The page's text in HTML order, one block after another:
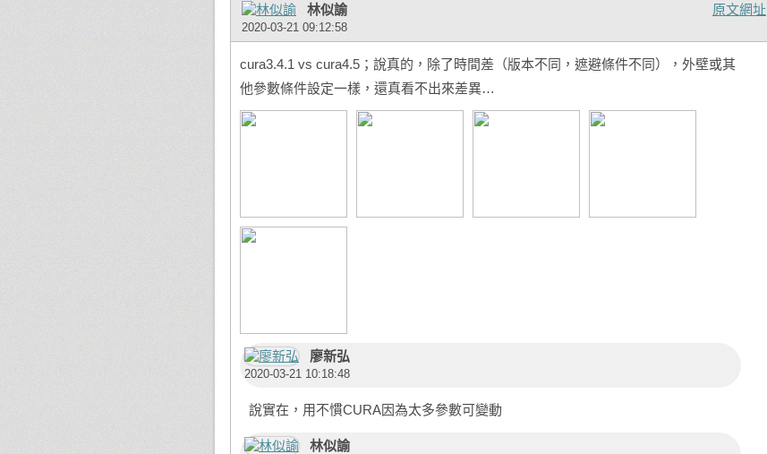
原文網址
林似諭
2020-03-21 09:12:58
cura3.4.1 vs cura4.5；說真的，除了時間差（版本不同，遮避條件不同），外壁或其
他參數條件設定一樣，還真看不出來差異…
廖新弘
2020-03-21 10:18:48
說實在，用不慣CURA因為太多參數可變動
林似諭